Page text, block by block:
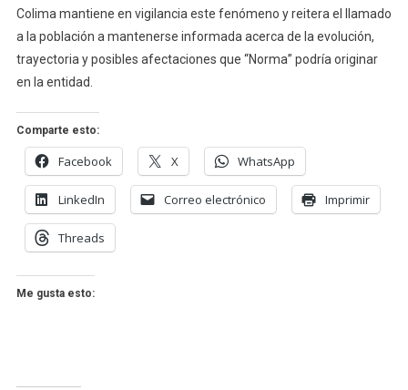
Colima mantiene en vigilancia este fenómeno y reitera el llamado
a la población a mantenerse informada acerca de la evolución,
trayectoria y posibles afectaciones que “Norma” podría originar
en la entidad.
Comparte esto:
Facebook X WhatsApp
LinkedIn Correo electrónico Imprimir
Threads
Me gusta esto: